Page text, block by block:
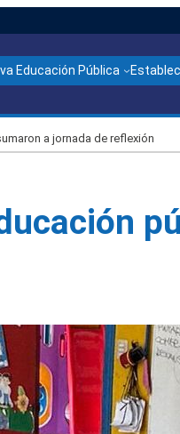
Educación Pública
a jornada de reflexión